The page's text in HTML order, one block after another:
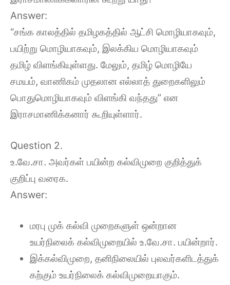
Answer:
“சங்க காலத்தில் தமிழகத்தில் ஆட்சி மொழியாகவும்,
பயிற்று மொழியாகவும், இலக்கிய மொழியாகவும்
தமிழ் விளங்கியுள்ளது. மேலும், தமிழ் மொழியே
சமயம், வாணிகம் முதலான எல்லாத் துறைகளிலும்
பொதுமொழியாகவும் விளங்கி வந்தது” என
இராசமாணிக்கனார் கூறியுள்ளார்.
Question 2.
உ.வே.சா. அவர்கள் பயின்ற கல்விமுறை குறித்துக்
குறிப்பு வரைக.
Answer:
மரபு முக் கல்வி முறைகளுள் ஒன்றான
உயர்நிலைக் கல்விமுறையில் உ.வே.சா. பயின்றார்.
இக்கல்விமுறை, தனிநிலையில் புலவர்களிடத்துக்
கற்கும் உயர்நிலைக் கல்விமுறையாகும்.